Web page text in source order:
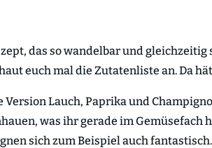
das so wandelbar und gleichzeitig
euch mal die Zutatenliste an. Da
Version Lauch, Paprika und
was ihr gerade im Gemüsefach
sich zum Beispiel auch fantastisch.